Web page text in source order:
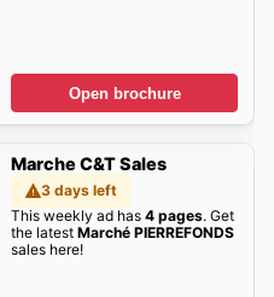
Open brochure
Marche C&T Sales
3 days left
This weekly ad has 4 pages. Get
the latest Marché PIERREFONDS
sales here!